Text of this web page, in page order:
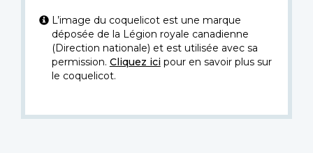
L’image du coquelicot est une marque
déposée de la Légion royale canadienne
(Direction nationale) et est utilisée avec sa
permission. Cliquez icipour en savoir plus sur
le coquelicot.